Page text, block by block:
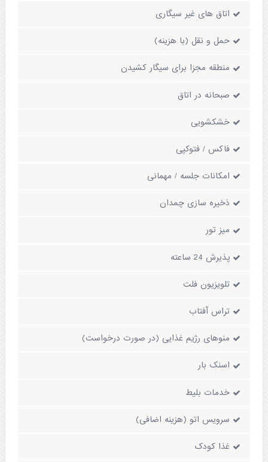
اتاق های غیر سیگاری
حمل و نقل (با هزینه)
منطقه مجزا برای سیگار کشیدن
صبحانه در اتاق
خشکشویی
فاکس / فتوکپی
امکانات جلسه / مهمانی
ذخیره سازی چمدان
میز تور
پذیرش 24 ساعته
تلویزیون فلت
تراس آفتاب
منوهای رژیم غذایی (در صورت درخواست)
اسنک بار
خدمات بلیط
سرویس اتو (هزینه اضافی)
غذا کودک